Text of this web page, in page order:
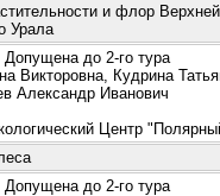
и флор
Урала
до 2-го тура
Викторовна, Кудрина
Александр Иванович
Центр
до 2-го тура